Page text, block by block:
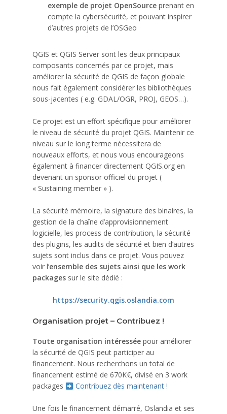
exemple de projet OpenSource prenant en
compte la cybersécurité, et pouvant inspirer
d’autres projets de l’OSGeo
QGIS et QGIS Server sont les deux principaux
composants concernés par ce projet, mais
améliorer la sécurité de QGIS de façon globale
nous fait également considérer les bibliothèques
sous-jacentes ( e.g. GDAL/OGR, PROJ, GEOS…).
Ce projet est un effort spécifique pour améliorer
le niveau de sécurité du projet QGIS. Maintenir ce
niveau sur le long terme nécessitera de
nouveaux efforts, et nous vous encourageons
également à financer directement QGIS.org en
devenant un sponsor officiel du projet (
« Sustaining member » ).
La sécurité mémoire, la signature des binaires, la
gestion de la chaîne d’approvisionnement
logicielle, les process de contribution, la sécurité
des plugins, les audits de sécurité et bien d’autres
sujets sont inclus dans ce projet. Vous pouvez
voir l’ensemble des sujets ainsi que les work
packages sur le site dédié :
https://security.qgis.oslandia.com
Organisation projet – Contribuez !
Toute organisation intéressée pour améliorer
la sécurité de QGIS peut participer au
financement. Nous recherchons un total de
financement estimé de 670K€, divisé en 3 work
packages
Contribuez dès maintenant !
Une fois le financement démarré, Oslandia et ses